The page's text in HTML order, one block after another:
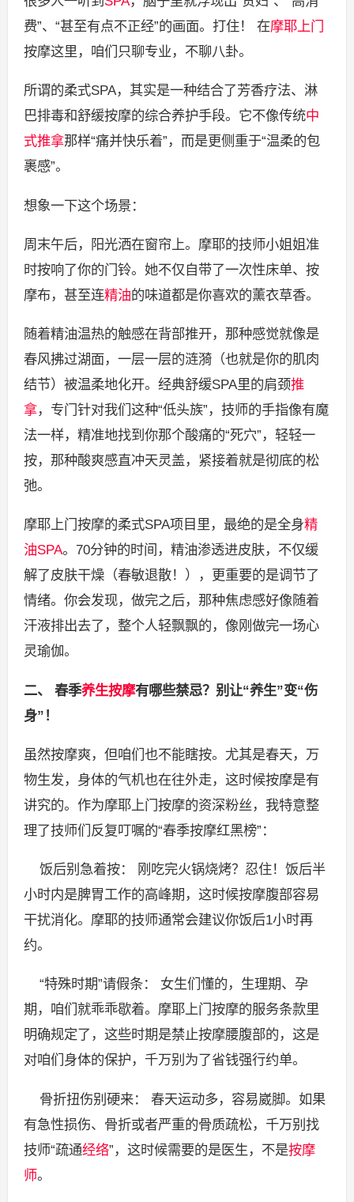
费”、“甚至有点不正经”的画面。打住！ 在摩耶上门
按摩这里，咱们只聊专业，不聊八卦。
所谓的柔式SPA，其实是一种结合了芳香疗法、淋
巴排毒和舒缓按摩的综合养护手段。它不像传统中
式推拿那样“痛并快乐着”，而是更侧重于“温柔的包
裹感”。
想象一下这个场景：
周末午后，阳光洒在窗帘上。摩耶的技师小姐姐准
时按响了你的门铃。她不仅自带了一次性床单、按
摩布，甚至连精油的味道都是你喜欢的薰衣草香。
随着精油温热的触感在背部推开，那种感觉就像是
春风拂过湖面，一层一层的涟漪（也就是你的肌肉
结节）被温柔地化开。经典舒缓SPA里的肩颈推
拿，专门针对我们这种“低头族”，技师的手指像有魔
法一样，精准地找到你那个酸痛的“死穴”，轻轻一
按，那种酸爽感直冲天灵盖，紧接着就是彻底的松
弛。
摩耶上门按摩的柔式SPA项目里，最绝的是全身精
油SPA。70分钟的时间，精油渗透进皮肤，不仅缓
解了皮肤干燥（春敏退散！），更重要的是调节了
情绪。你会发现，做完之后，那种焦虑感好像随着
汗液排出去了，整个人轻飘飘的，像刚做完一场心
灵瑜伽。
二、 春季养生按摩有哪些禁忌？别让“养生”变“伤
身”！
虽然按摩爽，但咱们也不能瞎按。尤其是春天，万
物生发，身体的气机也在往外走，这时候按摩是有
讲究的。作为摩耶上门按摩的资深粉丝，我特意整
理了技师们反复叮嘱的“春季按摩红黑榜”：
饭后别急着按： 刚吃完火锅烧烤？忍住！饭后半
小时内是脾胃工作的高峰期，这时候按摩腹部容易
干扰消化。摩耶的技师通常会建议你饭后1小时再
约。
“特殊时期”请假条： 女生们懂的，生理期、孕
期，咱们就乖乖歇着。摩耶上门按摩的服务条款里
明确规定了，这些时期是禁止按摩腰腹部的，这是
对咱们身体的保护，千万别为了省钱强行约单。
骨折扭伤别硬来： 春天运动多，容易崴脚。如果
有急性损伤、骨折或者严重的骨质疏松，千万别找
技师“疏通经络”，这时候需要的是医生，不是按摩
师。